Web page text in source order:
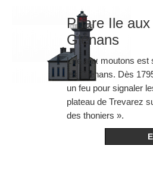
Phare Ile
Glénans
L’île aux moutons
les Glénans. Dès
un feu pour signaler
plateau de Trevarez
des thoniers ».